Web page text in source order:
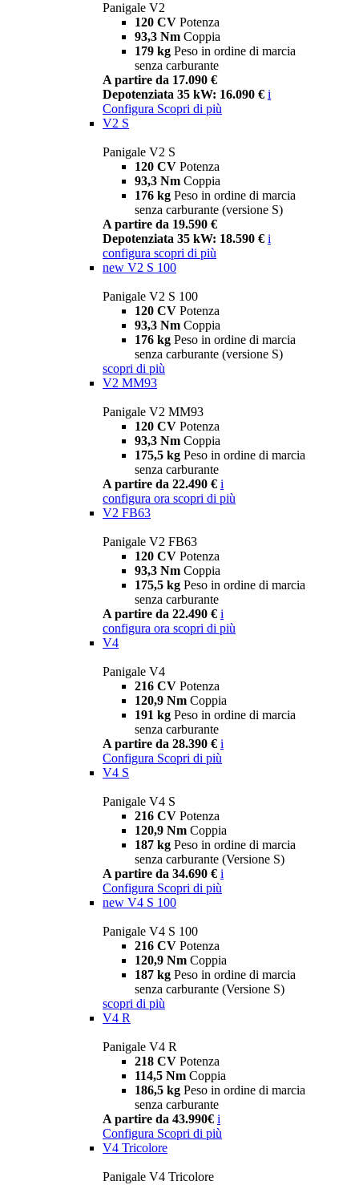
Panigale V2
120 CV Potenza
93,3 Nm Coppia
179 kg Peso in ordine di marcia
senza carburante
A partire da 17.090 €
Depotenziata 35 kW: 16.090 € i
Configura Scopri di più
V2 S
Panigale V2 S
120 CV Potenza
93,3 Nm Coppia
176 kg Peso in ordine di marcia
senza carburante (versione S)
A partire da 19.590 €
Depotenziata 35 kW: 18.590 € i
configura scopri di più
new V2 S 100
Panigale V2 S 100
120 CV Potenza
93,3 Nm Coppia
176 kg Peso in ordine di marcia
senza carburante (versione S)
scopri di più
V2 MM93
Panigale V2 MM93
120 CV Potenza
93,3 Nm Coppia
175,5 kg Peso in ordine di marcia
senza carburante
A partire da 22.490 € i
configura ora scopri di più
V2 FB63
Panigale V2 FB63
120 CV Potenza
93,3 Nm Coppia
175,5 kg Peso in ordine di marcia
senza carburante
A partire da 22.490 € i
configura ora scopri di più
V4
Panigale V4
216 CV Potenza
120,9 Nm Coppia
191 kg Peso in ordine di marcia
senza carburante
A partire da 28.390 € i
Configura Scopri di più
V4 S
Panigale V4 S
216 CV Potenza
120,9 Nm Coppia
187 kg Peso in ordine di marcia
senza carburante (Versione S)
A partire da 34.690 € i
Configura Scopri di più
new V4 S 100
Panigale V4 S 100
216 CV Potenza
120,9 Nm Coppia
187 kg Peso in ordine di marcia
senza carburante (Versione S)
scopri di più
V4 R
Panigale V4 R
218 CV Potenza
114,5 Nm Coppia
186,5 kg Peso in ordine di marcia
senza carburante
A partire da 43.990€ i
Configura Scopri di più
V4 Tricolore
Panigale V4 Tricolore